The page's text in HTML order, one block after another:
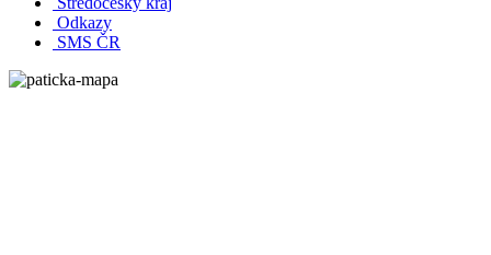
Odkazy
SMS ČR